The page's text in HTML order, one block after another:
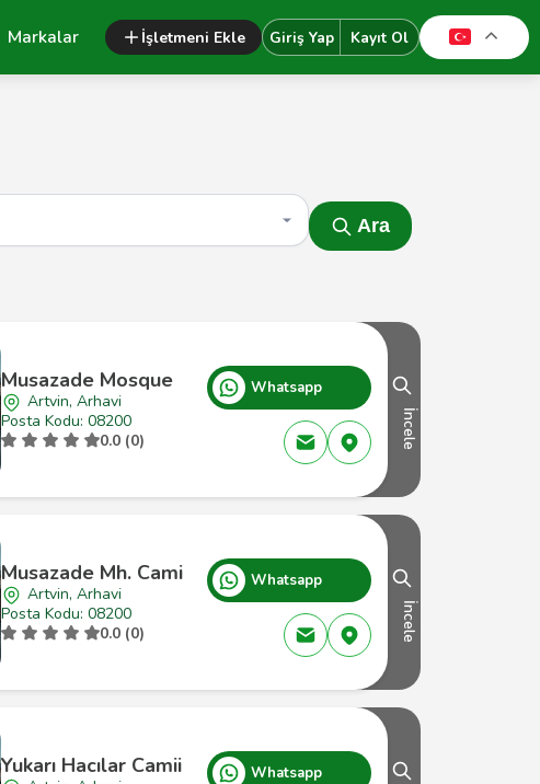
Markalar İşletmeni Ekle Giriş Yap Kayıt Ol
Ara
Musazade Mosque
Artvin, Arhavi
Posta Kodu: 08200
0.0 (0)
Whatsapp
İncele
Musazade Mh. Cami
Artvin, Arhavi
Posta Kodu: 08200
0.0 (0)
Whatsapp
İncele
Yukarı Hacılar Camii Whatsapp